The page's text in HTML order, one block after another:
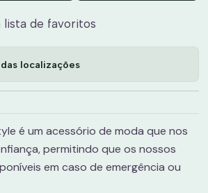
lista de favoritos
localizações
é um acessório de moda que nos
permitindo que os nossos
em caso de emergência ou